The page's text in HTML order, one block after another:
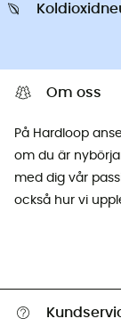
Om oss
På Hardloop
om du är
med dig vår
också hur vi